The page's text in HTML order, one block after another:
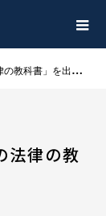
」を出版しました
法律の教